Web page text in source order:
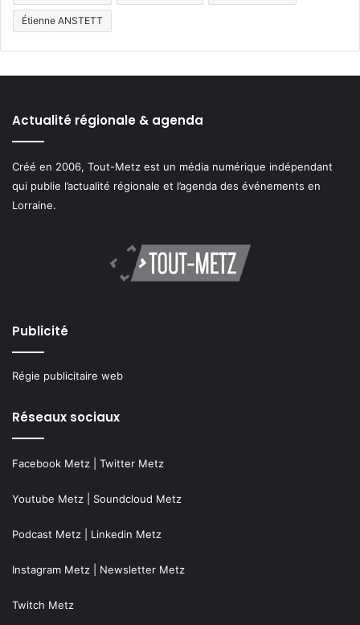
Étienne ANSTETT
Actualité régionale & agenda
Créé en 2006, Tout-Metz est un média numérique indépendant
qui publie l’actualité régionale et l’agenda des événements en
Lorraine.
Publicité
Régie publicitaire web
Réseaux sociaux
Facebook Metz Twitter Metz
Youtube Metz Soundcloud Metz
Podcast Metz Linkedin Metz
Instagram Metz Newsletter Metz
Twitch Metz